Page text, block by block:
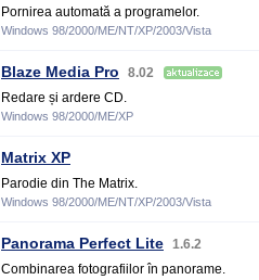
Pornirea automată a programelor.
Windows 98/2000/ME/NT/XP/2003/Vista
Blaze Media Pro
8.02
Redare și ardere CD.
Windows 98/2000/ME/XP
Matrix XP
Parodie din The Matrix.
Windows 98/2000/ME/NT/XP/2003/Vista
Panorama Perfect Lite 1.6.2
Combinarea fotografiilor în panorame.